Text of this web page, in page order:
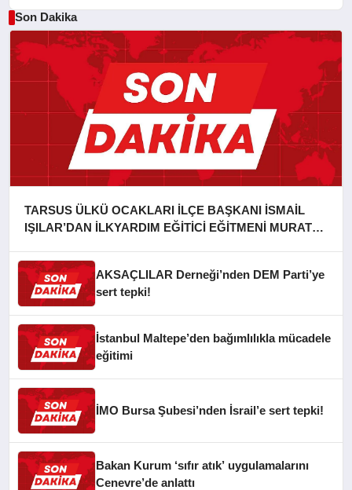
Son Dakika
TARSUS ÜLKÜ OCAKLARI İLÇE BAŞKANI İSMAİL
IŞILAR’DAN İLKYARDIM EĞİTİCİ EĞİTMENİ MURAT
AKSAÇLILAR Derneği’nden DEM Parti’ye
sert tepki!
İstanbul Maltepe’den bağımlılıkla mücadele
eğitimi
İMO Bursa Şubesi’nden İsrail’e sert tepki!
Bakan Kurum ‘sıfır atık’ uygulamalarını
Cenevre’de anlattı